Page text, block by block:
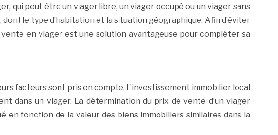
qui peut être un viager libre, un viager occupé ou un viager sans
le type d’habitation et la situation géographique. Afin d’éviter
en viager est une solution avantageuse pour compléter sa
facteurs sont pris en compte. L’investissement immobilier local
dans un viager. La détermination du prix de vente d’un viager
en fonction de la valeur des biens immobiliers similaires dans la